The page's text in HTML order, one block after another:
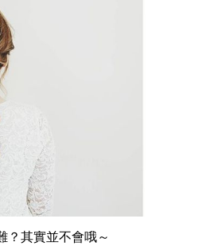
？其實並不會哦～